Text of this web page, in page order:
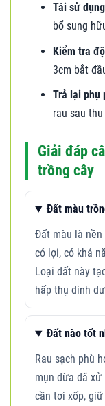
Tái sử
bổ sung
Kiểm tra
3cm bắt
Trả lại phụ
rau sau
Giải đáp
trồng cây
Đất màu
Đất màu là nền
có lợi, có khả
Loại đất này
hấp thụ dinh
Đất nào tốt
Rau sạch phù
mụn dừa đã xử
cần tơi xốp,